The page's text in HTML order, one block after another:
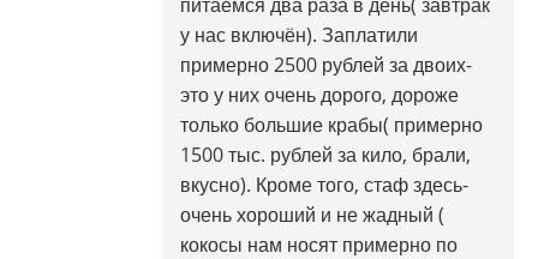
у нас включён). Заплатили
примерно 2500 рублей за двоих-
это у них очень дорого, дороже
только большие крабы( примерно
1500 тыс. рублей за кило, брали,
вкусно). Кроме того, стаф здесь-
очень хороший и не жадный (
кокосы нам носят примерно по